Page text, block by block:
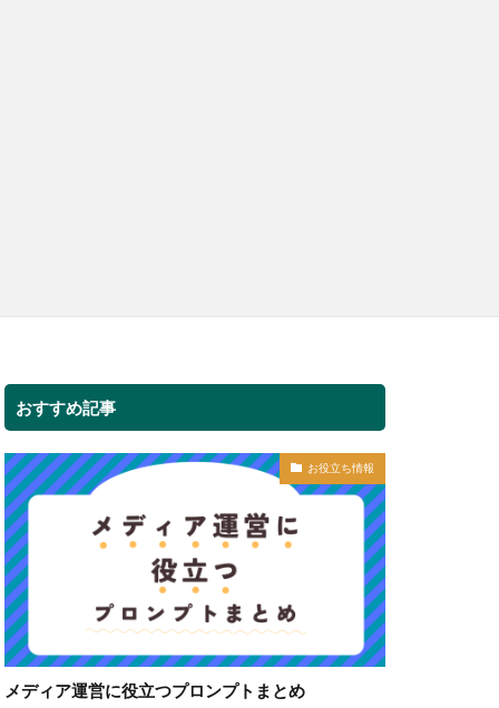
おすすめ記事
お役立ち情報
メディア運営に役立つプロンプトまとめ